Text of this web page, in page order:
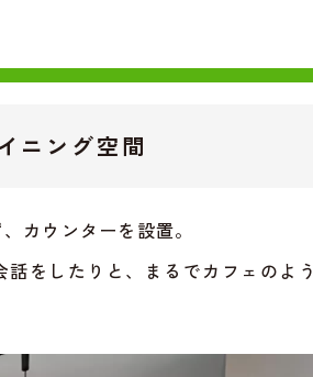
ニング空間
カウンターを設置。
をしたりと、まるでカフェのよう